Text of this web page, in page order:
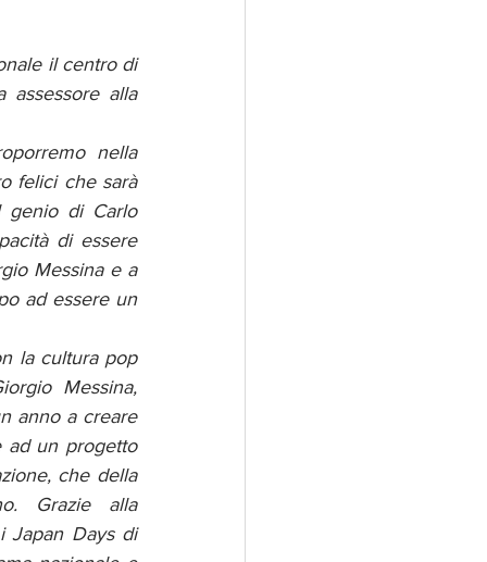
il centro di
assessore alla
nella
felici che sarà
genio di Carlo
di essere
Messina e a
ad essere un
la cultura pop
Messina,
anno a creare
ad un progetto
che della
Grazie alla
Japan Days di